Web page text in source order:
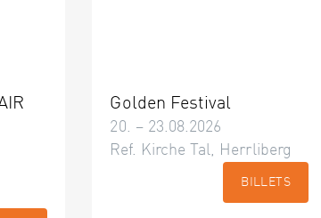
Golden Festival
20. – 23.08.2026
Ref. Kirche Tal, Herrliberg
BILLETS